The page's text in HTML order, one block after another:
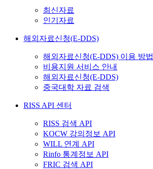
최신자료
인기자료
해외자료신청(E-DDS)
해외자료신청(E-DDS) 이용 방법
비용지원 서비스 안내
해외자료신청(E-DDS)
중국대학 자료 검색
RISS API 센터
RISS 검색 API
KOCW 강의정보 API
WILL 연계 API
Rinfo 통계정보 API
FRIC 검색 API